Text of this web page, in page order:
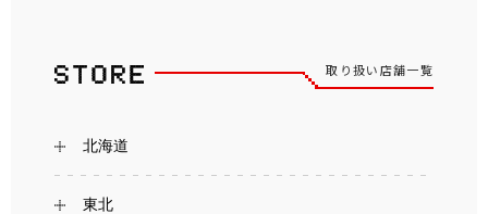
取り扱い店舗一覧
北海道
東北